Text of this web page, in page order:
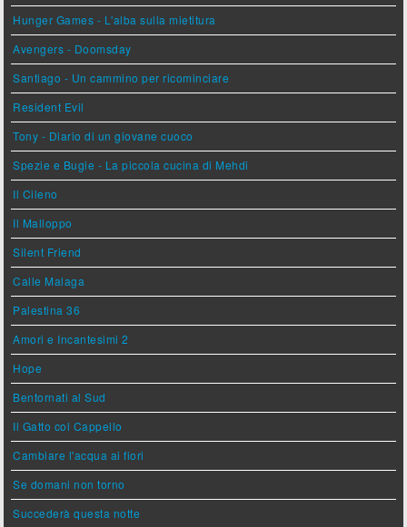
Hunger Games - L'alba sulla mietitura
Avengers - Doomsday
Santiago - Un cammino per ricominciare
Resident Evil
Tony - Diario di un giovane cuoco
Spezie e Bugie - La piccola cucina di Mehdi
Il Cileno
Il Malloppo
Silent Friend
Calle Malaga
Palestina 36
Amori e Incantesimi 2
Hope
Bentornati al Sud
Il Gatto col Cappello
Cambiare l'acqua ai fiori
Se domani non torno
Succederà questa notte